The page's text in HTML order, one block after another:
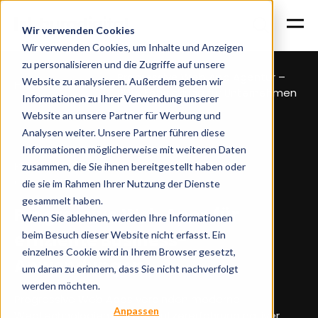
Wir verwenden Cookies
Wir verwenden Cookies, um Inhalte und Anzeigen
zu personalisieren und die Zugriffe auf unsere
Website zu analysieren. Außerdem geben wir
Informationen zu Ihrer Verwendung unserer
Website an unsere Partner für Werbung und
Analysen weiter. Unsere Partner führen diese
Informationen möglicherweise mit weiteren Daten
zusammen, die Sie ihnen bereitgestellt haben oder
die sie im Rahmen Ihrer Nutzung der Dienste
gesammelt haben.
Wenn Sie ablehnen, werden Ihre Informationen
beim Besuch dieser Website nicht erfasst. Ein
einzelnes Cookie wird in Ihrem Browser gesetzt,
um daran zu erinnern, dass Sie nicht nachverfolgt
werden möchten.
Anpassen
Home Services
Progressive Web App Agentur –
PWA Entwicklung für Unternehmen
PWA-Entwicklung für Shopware & digitale
Geschäftsprozesse
Progressive Web Apps für
effiziente Business-
Anwendungen